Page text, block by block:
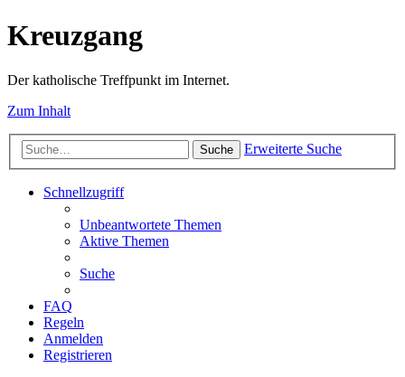
Kreuzgang
Der katholische Treffpunkt im Internet.
Zum Inhalt
Suche Erweiterte Suche
Schnellzugriff
Unbeantwortete Themen
Aktive Themen
Suche
FAQ
Regeln
Anmelden
Registrieren